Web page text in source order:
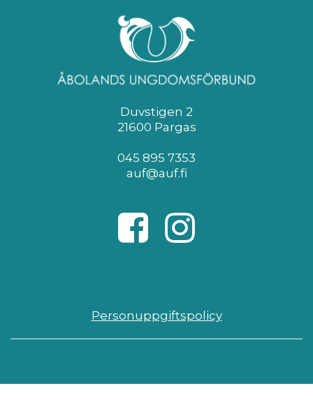
Duvstigen 2
21600 Pargas
045 895 7353
auf@auf.fi
Personuppgiftspolicy